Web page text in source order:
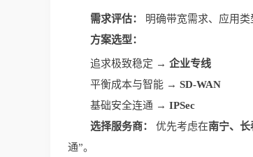
需求评估：
明确带宽需求、应用
方案选型：
追求极致稳定 → 企业专线
平衡成本与智能 → SD-WAN
基础安全连通 → IPSec
选择服务商：
优先考虑在南宁、
通”。